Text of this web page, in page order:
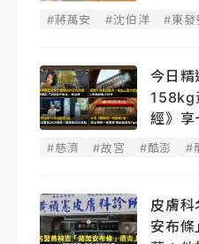
#蔣萬安 #沈伯洋 #東發
今日精
158kg
經》享
了
#慈濟 #故宮 #酷澎 #
皮膚
安布